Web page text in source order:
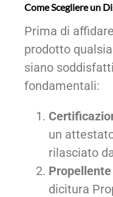
Come Scegliere un
Prima di
prodotto
siano
fondamentali:
un
rilasciato
dicitura